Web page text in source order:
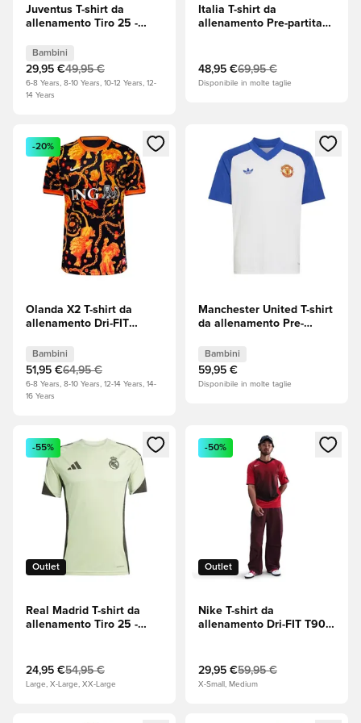
Juventus T-shirt da
allenamento Tiro 25 -
Bambini
29,95 €49,95 €
6-8 Years, 8-10 Years, 10-12 Years, 12-
14 Years
Italia T-shirt da
allenamento Pre-partita
48,95 €69,95 €
Disponibile in molte taglie
Apre una finestra modale per accedere o registrarsi come
-20%
Olanda X2 T-shirt da
allenamento Dri-FIT
Coppa del Mondo 2026 -
Nero Bambini
Bambini
51,95 €64,95 €
6-8 Years, 8-10 Years, 12-14 Years, 14-
16 Years
Apre una finestra modale
Manchester United T-shirt
da allenamento Pre-
Blue (Blu) Bambini
Bambini
59,95 €
Disponibile in molte taglie
Apre una finestra modale per accedere o registrarsi come
Outlet
-55%
Real Madrid T-shirt da
allenamento Tiro 25 -
24,95 €54,95 €
Large, X-Large, XX-Large
Apre una finestra modale
Outlet
-50%
Nike T-shirt da
allenamento Dri-FIT T90
29,95 €59,95 €
X-Small, Medium